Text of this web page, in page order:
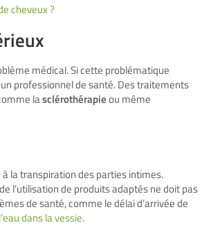
cheveux ?
médical. Si cette problématique
professionnel de santé. Des traitements
lasclérothérapieou même
la transpiration des parties intimes.
l’utilisation de produits adaptés ne doit pas
de santé, comme le délai d’arrivée de
dans la vessie.